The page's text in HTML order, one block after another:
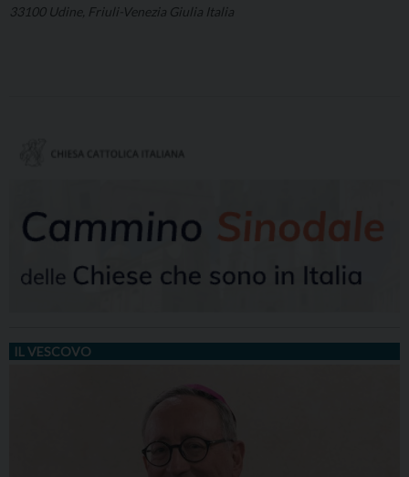
33100 Udine, Friuli-Venezia Giulia Italia
IL VESCOVO